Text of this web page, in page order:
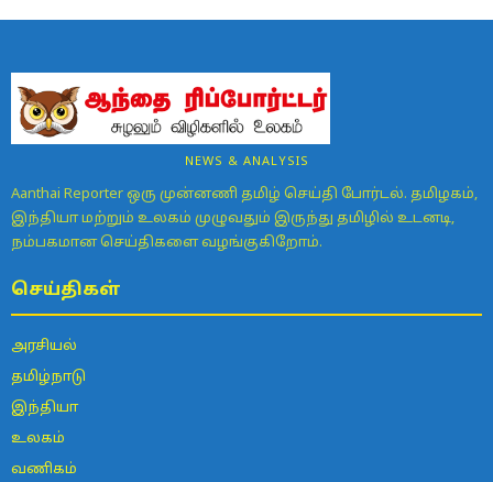
NEWS & ANALYSIS
Aanthai Reporter ஒரு முன்னணி தமிழ் செய்தி போர்டல். தமிழகம்,
இந்தியா மற்றும் உலகம் முழுவதும் இருந்து தமிழில் உடனடி,
நம்பகமான செய்திகளை வழங்குகிறோம்.
செய்திகள்
அரசியல்
தமிழ்நாடு
இந்தியா
உலகம்
வணிகம்